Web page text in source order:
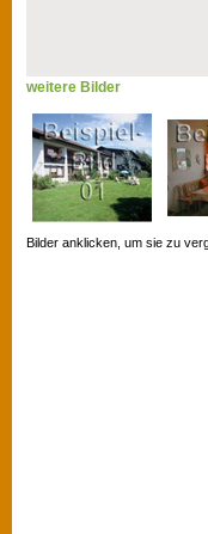
weitere Bilder
Bilder anklicken, um sie zu